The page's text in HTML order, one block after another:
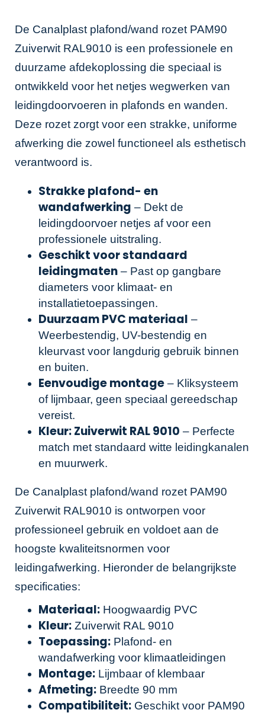
De Canalplast plafond/wand rozet PAM90
Zuiverwit RAL9010 is een professionele en
duurzame afdekoplossing die speciaal is
ontwikkeld voor het netjes wegwerken van
leidingdoorvoeren in plafonds en wanden.
Deze rozet zorgt voor een strakke, uniforme
afwerking die zowel functioneel als esthetisch
verantwoord is.
Strakke plafond- en
wandafwerking – Dekt de
leidingdoorvoer netjes af voor een
professionele uitstraling.
Geschikt voor standaard
leidingmaten – Past op gangbare
diameters voor klimaat- en
installatietoepassingen.
Duurzaam PVC materiaal –
Weerbestendig, UV-bestendig en
kleurvast voor langdurig gebruik binnen
en buiten.
Eenvoudige montage – Kliksysteem
of lijmbaar, geen speciaal gereedschap
vereist.
Kleur: Zuiverwit RAL 9010 – Perfecte
match met standaard witte leidingkanalen
en muurwerk.
De Canalplast plafond/wand rozet PAM90
Zuiverwit RAL9010 is ontworpen voor
professioneel gebruik en voldoet aan de
hoogste kwaliteitsnormen voor
leidingafwerking. Hieronder de belangrijkste
specificaties:
Materiaal: Hoogwaardig PVC
Kleur: Zuiverwit RAL 9010
Toepassing: Plafond- en
wandafwerking voor klimaatleidingen
Montage: Lijmbaar of klembaar
Afmeting: Breedte 90 mm
Compatibiliteit: Geschikt voor PAM90